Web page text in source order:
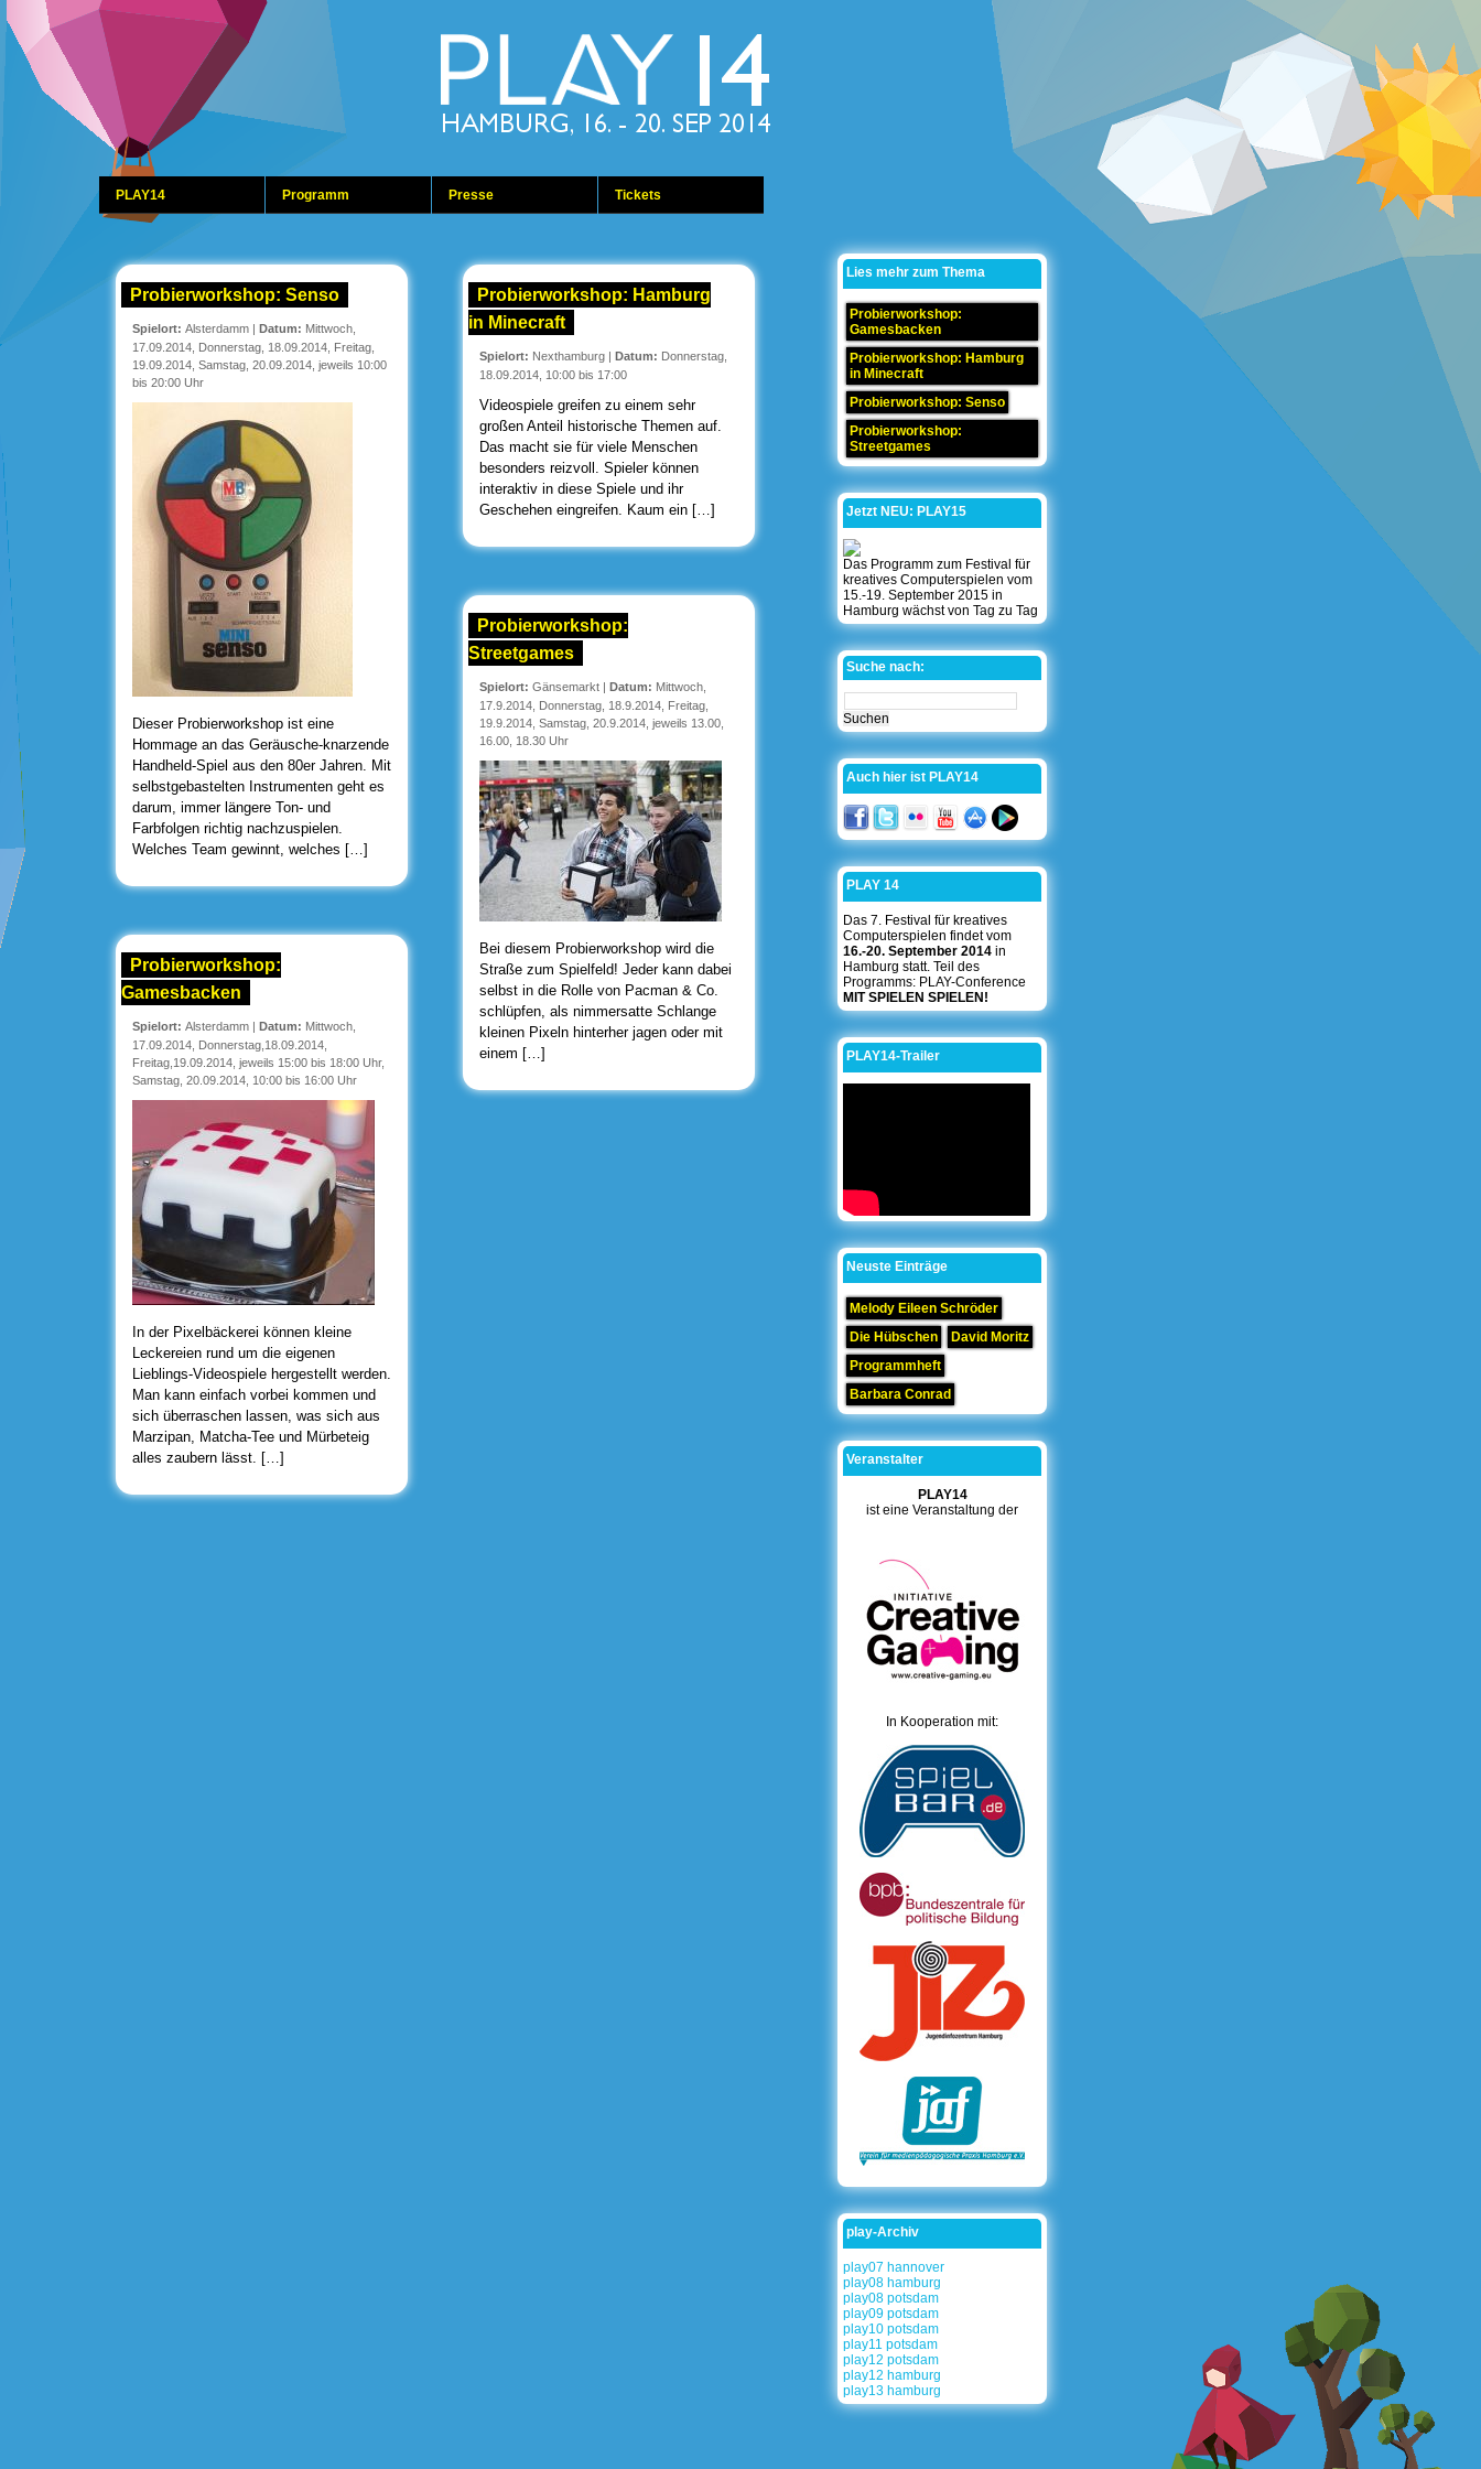
PLAY14 Programm Presse Tickets
Probierworkshop: Senso
Spielort: Alsterdamm | Datum: Mittwoch,
17.09.2014, Donnerstag, 18.09.2014, Freitag,
19.09.2014, Samstag, 20.09.2014, jeweils 10:00
bis 20:00 Uhr
Dieser Probierworkshop ist eine
Hommage an das Geräusche-knarzende
Handheld-Spiel aus den 80er Jahren. Mit
selbstgebastelten Instrumenten geht es
darum, immer längere Ton- und
Farbfolgen richtig nachzuspielen.
Welches Team gewinnt, welches […]
Probierworkshop: Hamburg
in Minecraft
Spielort: Nexthamburg | Datum: Donnerstag,
18.09.2014, 10:00 bis 17:00
Videospiele greifen zu einem sehr
großen Anteil historische Themen auf.
Das macht sie für viele Menschen
besonders reizvoll. Spieler können
interaktiv in diese Spiele und ihr
Geschehen eingreifen. Kaum ein […]
Probierworkshop:
Streetgames
Spielort: Gänsemarkt | Datum: Mittwoch,
17.9.2014, Donnerstag, 18.9.2014, Freitag,
19.9.2014, Samstag, 20.9.2014, jeweils 13.00,
16.00, 18.30 Uhr
Bei diesem Probierworkshop wird die
Straße zum Spielfeld! Jeder kann dabei
selbst in die Rolle von Pacman & Co.
schlüpfen, als nimmersatte Schlange
kleinen Pixeln hinterher jagen oder mit
einem […]
Probierworkshop:
Gamesbacken
Spielort: Alsterdamm | Datum: Mittwoch,
17.09.2014, Donnerstag,18.09.2014,
Freitag,19.09.2014, jeweils 15:00 bis 18:00 Uhr,
Samstag, 20.09.2014, 10:00 bis 16:00 Uhr
In der Pixelbäckerei können kleine
Leckereien rund um die eigenen
Lieblings-Videospiele hergestellt werden.
Man kann einfach vorbei kommen und
sich überraschen lassen, was sich aus
Marzipan, Matcha-Tee und Mürbeteig
alles zaubern lässt. […]
Lies mehr zum Thema
Probierworkshop:
Gamesbacken
Probierworkshop: Hamburg
in Minecraft
Probierworkshop: Senso
Probierworkshop:
Streetgames
Jetzt NEU: PLAY15
Das Programm zum Festival für
kreatives Computerspielen vom
15.-19. September 2015 in
Hamburg wächst von Tag zu Tag
Suche nach:
Auch hier ist PLAY14
PLAY 14
Das 7. Festival für kreatives
Computerspielen findet vom
16.-20. September 2014 in
Hamburg statt. Teil des
Programms: PLAY-Conference
MIT SPIELEN SPIELEN!
PLAY14-Trailer
Neuste Einträge
Melody Eileen Schröder
Die Hübschen
David Moritz
Programmheft
Barbara Conrad
Veranstalter
PLAY14
ist eine Veranstaltung der
In Kooperation mit:
play-Archiv
play07 hannover
play08 hamburg
play08 potsdam
play09 potsdam
play10 potsdam
play11 potsdam
play12 potsdam
play12 hamburg
play13 hamburg